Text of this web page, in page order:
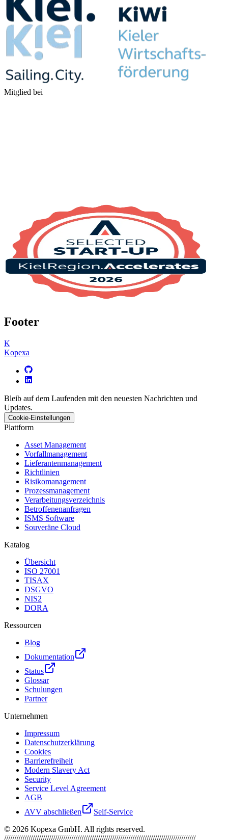
Mitglied bei
Footer
K
Kopexa
Bleib auf dem Laufenden mit den neuesten Nachrichten und
Updates.
Cookie-Einstellungen
Plattform
Asset Management
Vorfallmanagement
Lieferantenmanagement
Richtlinien
Risikomanagement
Prozessmanagement
Verarbeitungsverzeichnis
Betroffenenanfragen
ISMS Software
Souveräne Cloud
Katalog
Übersicht
ISO 27001
TISAX
DSGVO
NIS2
DORA
Ressourcen
Blog
Dokumentation
Status
Glossar
Schulungen
Partner
Unternehmen
Impressum
Datenschutzerklärung
Cookies
Barrierefreiheit
Modern Slavery Act
Security
Service Level Agreement
AGB
AVV abschließen
Self-Service
© 2026 Kopexa GmbH. All rights reserved.
//////////////////////////////////////////////////////////////////////////////////////////////